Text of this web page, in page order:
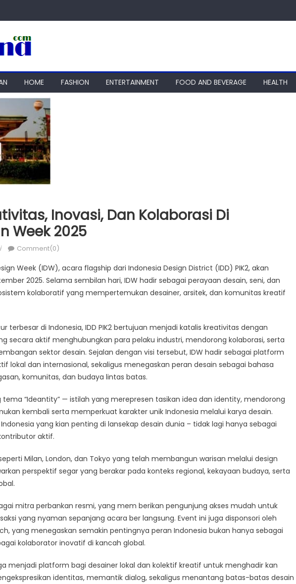
HOME FASHION ENTERTAINMENT FOOD AND BEVERAGE HEALTH
Inovasi, Dan Kolaborasi Di
Week 2025
Comment(0)
Week (IDW), acara flagship dari Indonesia Design District (IDD) PIK2, akan
2025. Selama sembilan hari, IDW hadir sebagai perayaan desain, seni, dan
kolaboratif yang mempertemukan desainer, arsitek, dan komunitas kreatif
terbesar di Indonesia, IDD PIK2 bertujuan menjadi katalis kreativitas dengan
secara aktif menghubungkan para pelaku industri, mendorong kolaborasi, serta
sektor desain. Sejalan dengan visi tersebut, IDW hadir sebagai platform
lokal dan internasional, sekaligus menegaskan peran desain sebagai bahasa
komunitas, dan budaya lintas batas.
tema “Ideantity” — istilah yang merepresen tasikan idea dan identity, mendorong
kembali serta memperkuat karakter unik Indonesia melalui karya desain.
yang kian penting di lansekap desain dunia – tidak lagi hanya sebagai
aktif.
Milan, London, dan Tokyo yang telah membangun warisan melalui design
perspektif segar yang berakar pada konteks regional, kekayaan budaya, serta
mitra perbankan resmi, yang mem berikan pengunjung akses mudah untuk
yang nyaman sepanjang acara ber langsung. Event ini juga disponsori oleh
yang menegaskan semakin pentingnya peran Indonesia bukan hanya sebagai
kolaborator inovatif di kancah global.
menjadi platform bagi desainer lokal dan kolektif kreatif untuk menghadir kan
identitas, memantik dialog, sekaligus menantang batas-batas desain